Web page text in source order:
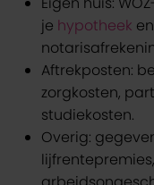
je hypotheek
Aftrekposten:
zorgkosten,
studiekosten.
Overig:
lijfrentepremies,